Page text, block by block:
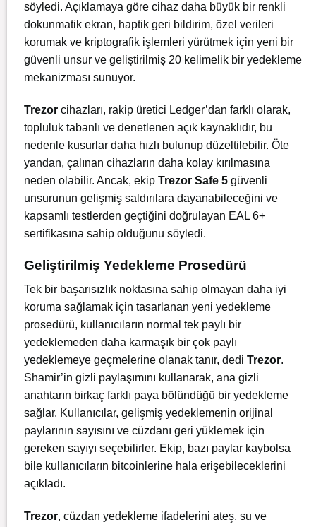
söyledi. Açıklamaya göre cihaz daha büyük bir renkli
dokunmatik ekran, haptik geri bildirim, özel verileri
korumak ve kriptografik işlemleri yürütmek için yeni bir
güvenli unsur ve geliştirilmiş 20 kelimelik bir yedekleme
mekanizması sunuyor.
Trezor cihazları, rakip üretici Ledger’dan farklı olarak,
topluluk tabanlı ve denetlenen açık kaynaklıdır, bu
nedenle kusurlar daha hızlı bulunup düzeltilebilir. Öte
yandan, çalınan cihazların daha kolay kırılmasına
neden olabilir. Ancak, ekip Trezor Safe 5 güvenli
unsurunun gelişmiş saldırılara dayanabileceğini ve
kapsamlı testlerden geçtiğini doğrulayan EAL 6+
sertifikasına sahip olduğunu söyledi.
Geliştirilmiş Yedekleme Prosedürü
Tek bir başarısızlık noktasına sahip olmayan daha iyi
koruma sağlamak için tasarlanan yeni yedekleme
prosedürü, kullanıcıların normal tek paylı bir
yedeklemeden daha karmaşık bir çok paylı
yedeklemeye geçmelerine olanak tanır, dedi Trezor.
Shamir’in gizli paylaşımını kullanarak, ana gizli
anahtarın birkaç farklı paya bölündüğü bir yedekleme
sağlar. Kullanıcılar, gelişmiş yedeklemenin orijinal
paylarının sayısını ve cüzdanı geri yüklemek için
gereken sayıyı seçebilirler. Ekip, bazı paylar kaybolsa
bile kullanıcıların bitcoinlerine hala erişebileceklerini
açıkladı.
Trezor, cüzdan yedekleme ifadelerini ateş, su ve